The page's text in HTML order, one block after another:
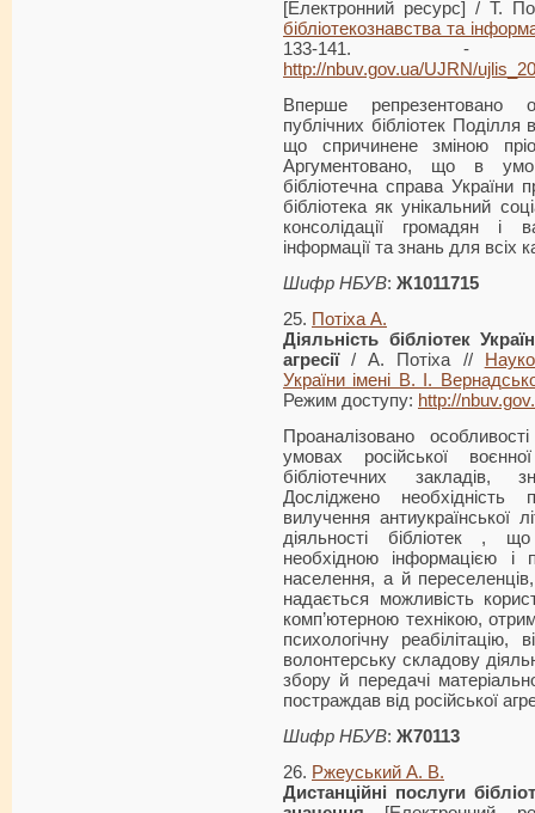
[Електронний ресурс] / Т.
бібліотекознавства та
133-141. -
http://nbuv.gov.ua/UJRN/
Вперше репрезентовано
публічних бібліотек
що спричинене зміною
Аргументовано, що в
бібліотечна справа України
бібліотека як унікальний
консолідації громадян і
інформації та знань для всіх
Шифр НБУВ: Ж1011715
25. Потіха А.
Діяльність бібліотек
агресії/ А. Потіха //
України імені В. І.
Режим доступу: http://
Проаналізовано
умовах російської
бібліотечних закладів,
Досліджено необхідність
вилучення антиукраїнської
діяльності бібліотек ,
необхідною інформацією
населення, а й
надається можливість
комп’ютерною технікою,
психологічну реабілітацію,
волонтерську складову
збору й передачі
постраждав від російської
Шифр НБУВ: Ж70113
26. Ржеуський А. В.
Дистанційні послуги